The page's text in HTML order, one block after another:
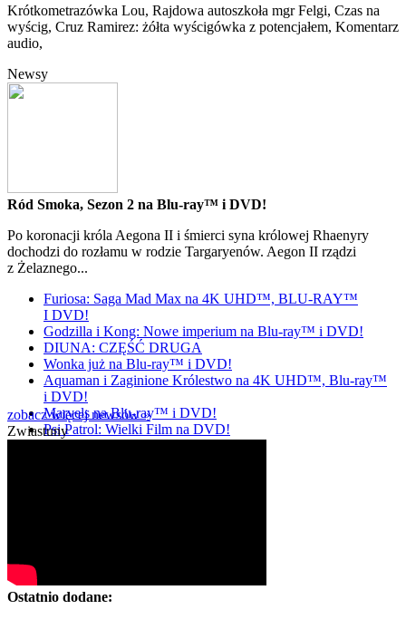
Krótkometrazówka Lou, Rajdowa autoszkoła mgr Felgi, Czas na
wyścig, Cruz Ramirez: żółta wyścigówka z potencjałem, Komentarz
audio,
Newsy
Ród Smoka, Sezon 2 na Blu-ray™ i DVD!
Po koronacji króla Aegona II i śmierci syna królowej Rhaenyry
dochodzi do rozłamu w rodzie Targaryenów. Aegon II rządzi
z Żelaznego...
Furiosa: Saga Mad Max na 4K UHD™, BLU-RAY™
I DVD!
Godzilla i Kong: Nowe imperium na Blu-ray™ i DVD!
DIUNA: CZĘŚĆ DRUGA
Wonka już na Blu-ray™ i DVD!
Aquaman i Zaginione Królestwo na 4K UHD™, Blu-ray™
i DVD!
Marvels na Blu-ray™ i DVD!
Psi Patrol: Wielki Film na DVD!
zobacz więcej newsów »
Zwiastuny
Ostatnio dodane: